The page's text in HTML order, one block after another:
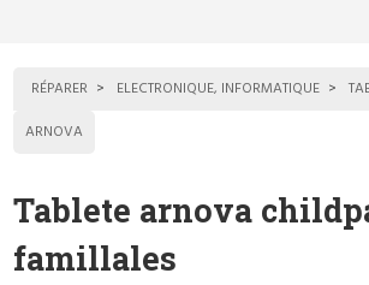
RÉPARER ELECTRONIQUE, INFORMATIQUE
ARNOVA
Tablete arnova
famillales